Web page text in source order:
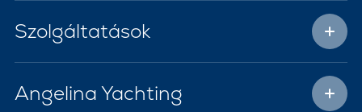
Szolgáltatások
Angelina Yachting